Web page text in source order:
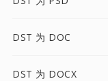
DST 为 DOC
DST 为 DOCX